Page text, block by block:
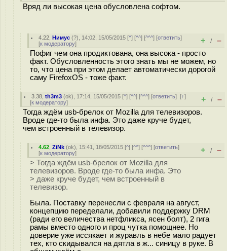
Вряд ли высокая цена обусловлена софтом.
4.22 ,Нимус (?), 14:02, 15/05/2015 [^] [^^] [^^^] [ответить]
[к модератору] + / –
Пофиг чем она продиктована, она высока - просто
факт. Обусловленность этого знать мы не можем, но
то, что цена при этом делает автоматически дорогой
саму FirefoxOS - тоже факт.
3.38 ,th3m3 (ok), 17:14, 15/05/2015 [^] [^^] [^^^] [ответить][↑]
[к модератору] + / –
Тогда ждём usb-брелок от Mozilla для телевизоров.
Вроде где-то была инфа. Это даже круче будет,
чем встроенный в телевизор.
4.62 ,ZiNk (ok), 15:41, 18/05/2015 [^] [^^] [^^^] [ответить]
[к модератору] + / –
> Тогда ждём usb-брелок от Mozilla для
телевизоров. Вроде где-то была инфа. Это
> даже круче будет, чем встроенный в
телевизор.
Была. Поставку перенесли с февраля на август,
концепцию переделали, добавили поддержку DRM
(ради его величества нетфликса, ясен болт), 2 гига
рамы вместо одного и проц чутка помощнее. Но
доверие уже иссякает и журавль в небе мало радует
тех, кто скидывался на дятла в ж... синицу в руке. В